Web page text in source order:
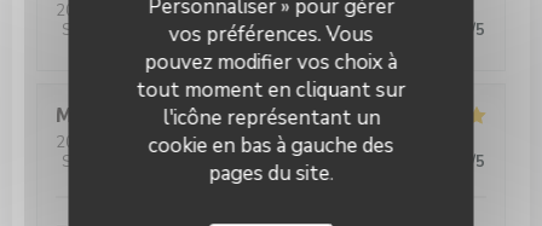
Personnaliser » pour gérer
vos préférences. Vous
pouvez modifier vos choix à
tout moment en cliquant sur
l'icône représentant un
cookie en bas à gauche des
pages du site.
2026-03-28 - 20:00 - Couverts 4
Service
Ambiance:4/5 Cuisine 4/5 Qualité / Prix /5
Matilde
2026-03-27 - 21:15 - Couverts 9
Service
Cuisine /5